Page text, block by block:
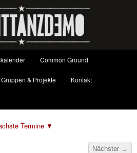
Common Ground
Gruppen & Projekte Kontakt
Termine ▼
Nächster →